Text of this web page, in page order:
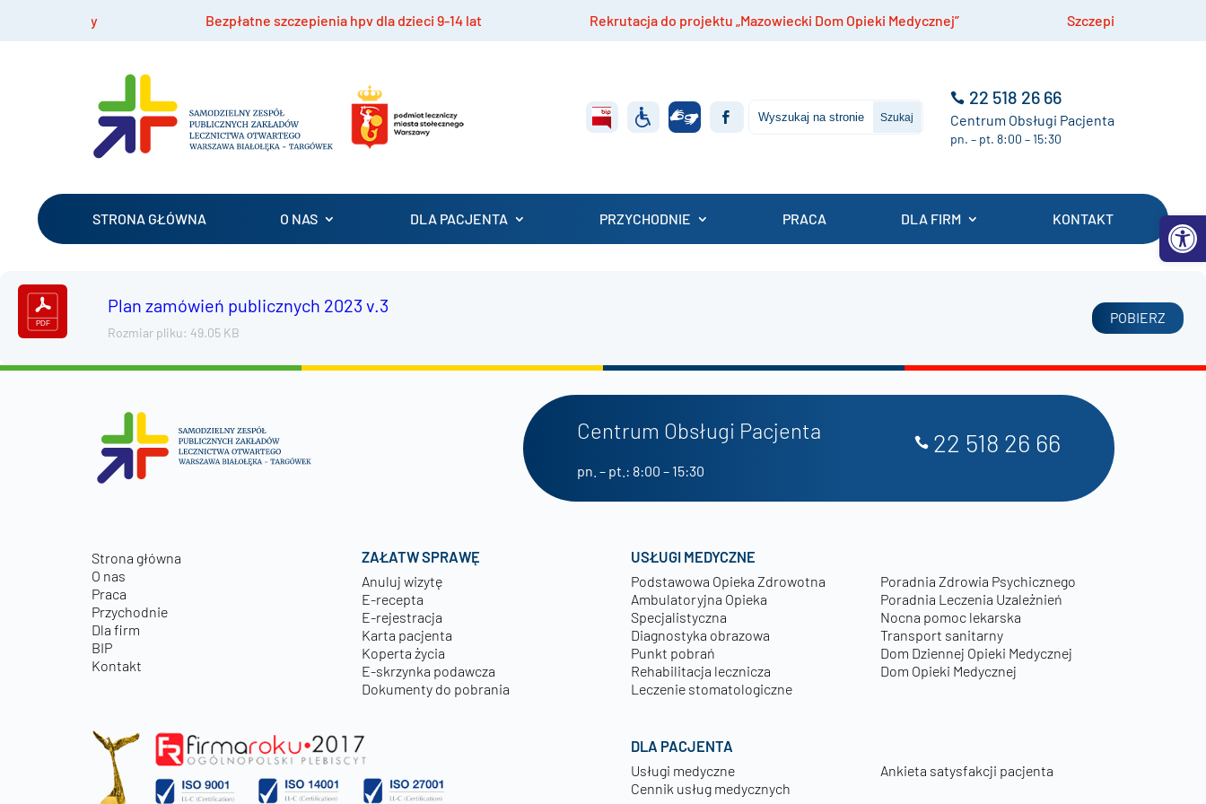
Bezpłatne szczepienia hpv dla dzieci 9-14 lat Rekrutacja do projektu „Mazowiecki Dom Opieki Medycznej” Szczepienia przeciwko
22 518 26 66
Centrum Obsługi Pacjenta
pn. – pt. 8:00 – 15:30
STRONA GŁÓWNA O NAS DLA PACJENTA PRZYCHODNIE PRACA DLA FIRM KONTAKT
Plan zamówień publicznych 2023 v.3
Rozmiar pliku: 49.05 KB
POBIERZ
Centrum Obsługi Pacjenta
pn. – pt.: 8:00 – 15:30
22 518 26 66
Strona główna
O nas
Praca
Przychodnie
Dla firm
BIP
Kontakt
ZAŁATW SPRAWĘ
Anuluj wizytę
E-recepta
E-rejestracja
Karta pacjenta
Koperta życia
E-skrzynka podawcza
Dokumenty do pobrania
USŁUGI MEDYCZNE
Podstawowa Opieka Zdrowotna
Ambulatoryjna Opieka
Specjalistyczna
Diagnostyka obrazowa
Punkt pobrań
Rehabilitacja lecznicza
Leczenie stomatologiczne
Poradnia Zdrowia Psychicznego
Poradnia Leczenia Uzależnień
Nocna pomoc lekarska
Transport sanitarny
Dom Dziennej Opieki Medycznej
Dom Opieki Medycznej
DLA PACJENTA
Usługi medyczne
Cennik usług medycznych
Ankieta satysfakcji pacjenta